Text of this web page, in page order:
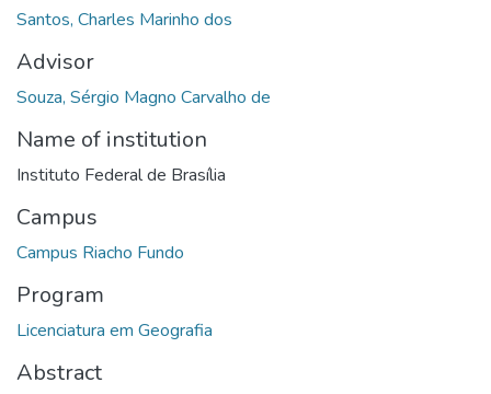
Santos, Charles Marinho dos
Advisor
Souza, Sérgio Magno Carvalho de
Name of institution
Instituto Federal de Brasília
Campus
Campus Riacho Fundo
Program
Licenciatura em Geografia
Abstract